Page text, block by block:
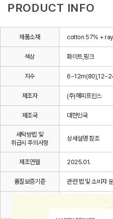
PRODUCT INFO
제품소재 cotton 57% +
색상 화이트,핑크
치수
제조자 (주)해피프린스
제조국 대한민국
세탁방법 및
취급시 주의사항
상세설명 참조
제조연월 2025.01.
품질보증기준 관련 법 및 소비자
해피프린스/